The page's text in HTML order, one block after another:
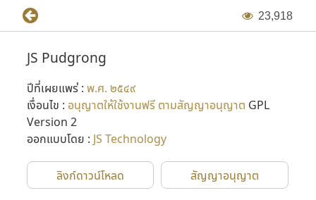
23,918
ในเวอร์ชั่นแรกๆ ฟอนต์เหล่านี้ถูกสร้างขึ้นในแบบ Bitmap ฟอนต์
แล้วจึงพัฒนาขึ้นเป็น Vector Font ในภายหลัง (Adobe Type 1
และ TrueType ในเวลาต่อมา) โดยเริ่มขึ้นในปี พ.ศ. ๒๕๓๖ ต่อมา
มีการปรับปรุงฟอนต์ใหม่อีกครั้งในปี พ.ศ. ๒๕๔๔ โดย P-
หลังจากที่ไมโครซอฟต์เริ่มทำภาษาไทยใน Windows ใช้เอง
บริษัท 315 จำกัด ก็ปิดตัวลง และคุณแสวงเสียชีวิตไป จึงได้อุทิศ
JS Pudgrong
ปีที่เผยแพร่ : พ.ศ. ๒๕๔๙
เงื่อนไข : อนุญาตให้ใช้งานฟรี ตามสัญญาอนุญาต GPL
Version 2
ออกแบบโดย : JS Technology
ลิงก์ดาวน์โหลด สัญญาอนุญาต